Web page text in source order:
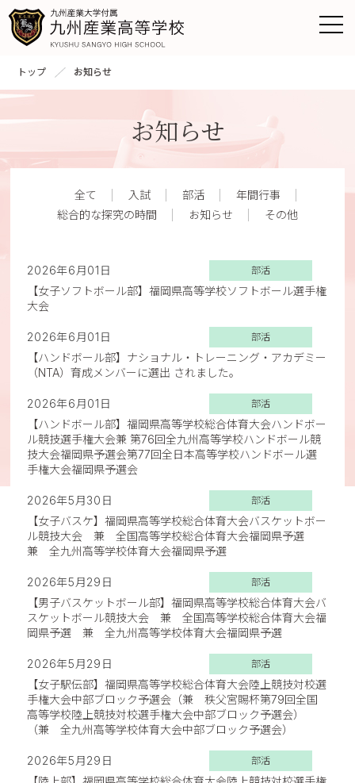
トップ お知らせ
お知らせ
全て 入試 部活
年間行事
総合的な探究の時間
お知らせ その他
2026年6月01日 部活
【女子ソフトボール部】福岡県高等学校ソフトボール選手権
大会
2026年6月01日 部活
【ハンドボール部】ナショナル・トレーニング・アカデミー
（NTA）育成メンバーに選出 されました。
2026年6月01日 部活
【ハンドボール部】福岡県高等学校総合体育大会ハンドボー
ル競技選手権大会兼 第76回全九州高等学校ハンドボール競
技大会福岡県予選会第77回全日本高等学校ハンドボール選
手権大会福岡県予選会
2026年5月30日 部活
【女子バスケ】福岡県高等学校総合体育大会バスケットボー
ル競技大会 兼 全国高等学校総合体育大会福岡県予選
兼 全九州高等学校体育大会福岡県予選
2026年5月29日 部活
【男子バスケットボール部】福岡県高等学校総合体育大会バ
スケットボール競技大会 兼 全国高等学校総合体育大会福
岡県予選 兼 全九州高等学校体育大会福岡県予選
2026年5月29日 部活
【女子駅伝部】福岡県高等学校総合体育大会陸上競技対校選
手権大会中部ブロック予選会（兼 秩父宮賜杯第79回全国
高等学校陸上競技対校選手権大会中部ブロック予選会）
（兼 全九州高等学校体育大会中部ブロック予選会）
2026年5月29日 部活